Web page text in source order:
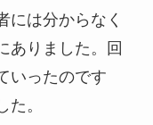
には分からなく
ありました。回
いったのです
。